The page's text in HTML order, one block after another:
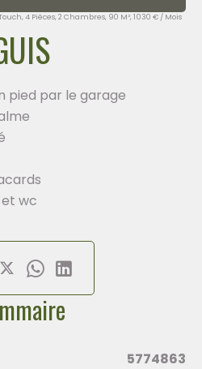
4 Pièces, 2 Chambres, 90 M², 1 030 € / Mois
pied par le garage
wc
5774863